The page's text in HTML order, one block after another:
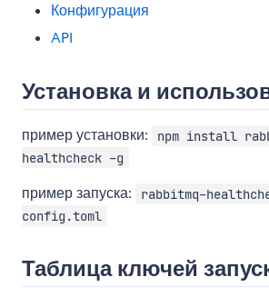
Конфигурация
API
Установка и
пример установки:
npm install
healthcheck -g
пример запуска:
rabbitmq-
config.toml
Таблица ключей